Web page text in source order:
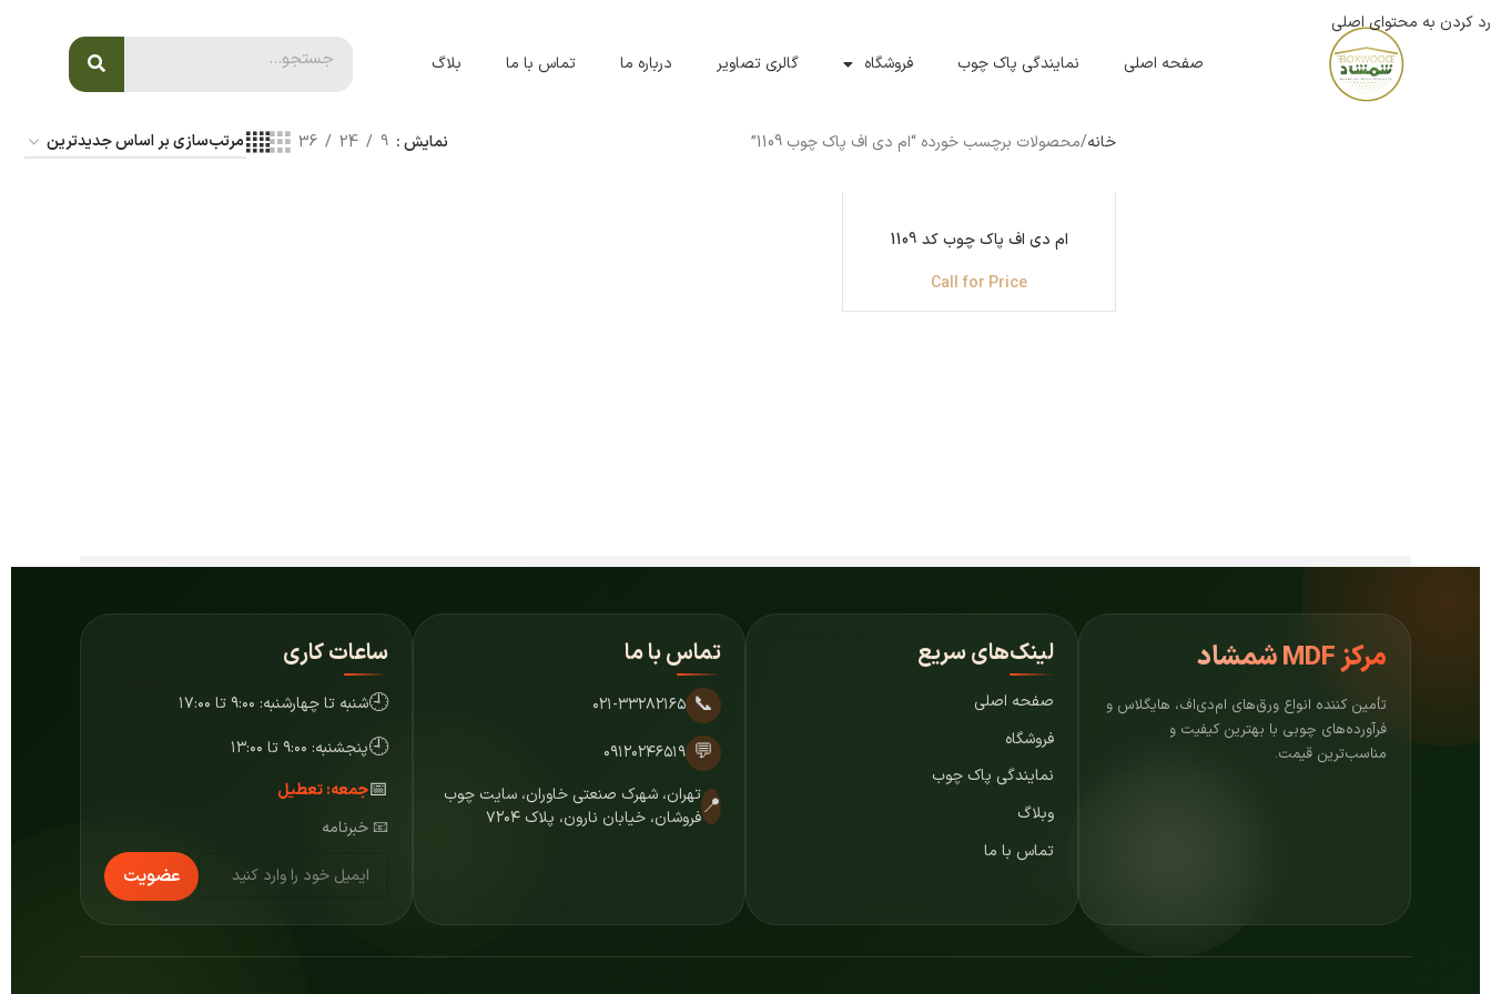
رد کردن به محتوای اصلی
صفحه اصلی
نمایندگی پاک چوب فروشگاه گالری تصاویر درباره ما تماس با ما بلاگ
خانه محصولات برچسب خورده “ام دی اف پاک چوب 1109” نمایش 9
24
36
ام دی اف پاک چوب کد 1109
Call for Price
مرکزMDF شمشاد
تأمین کننده انواع ورق‌های ام‌دی‌اف، هایگلاس و
فرآورده‌های چوبی با بهترین کیفیت و
مناسب‌ترین قیمت.
لینک‌های سریع
صفحه اصلی
فروشگاه
نمایندگی پاک چوب
وبلاگ
تماس با ما
تماس با ما
📞 ۰۲۱-۳۳۲۸۲۱۶۵
💬 ۰۹۱۲۰۲۴۶۵۱۹
📍تهران، شهرک صنعتی خاوران، سایت چوب
فروشان، خیابان نارون، پلاک ۷۲۰۴
ساعات کاری
🕘شنبه تا چهارشنبه: ۹:۰۰ تا ۱۷:۰۰
🕘پنجشنبه: ۹:۰۰ تا ۱۳:۰۰
📅جمعه: تعطیل
📧 خبرنامه
عضویت